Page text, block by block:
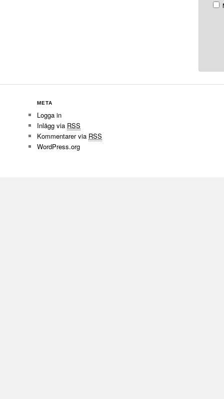
META
Logga in
Inlägg via RSS
Kommentarer via RSS
WordPress.org